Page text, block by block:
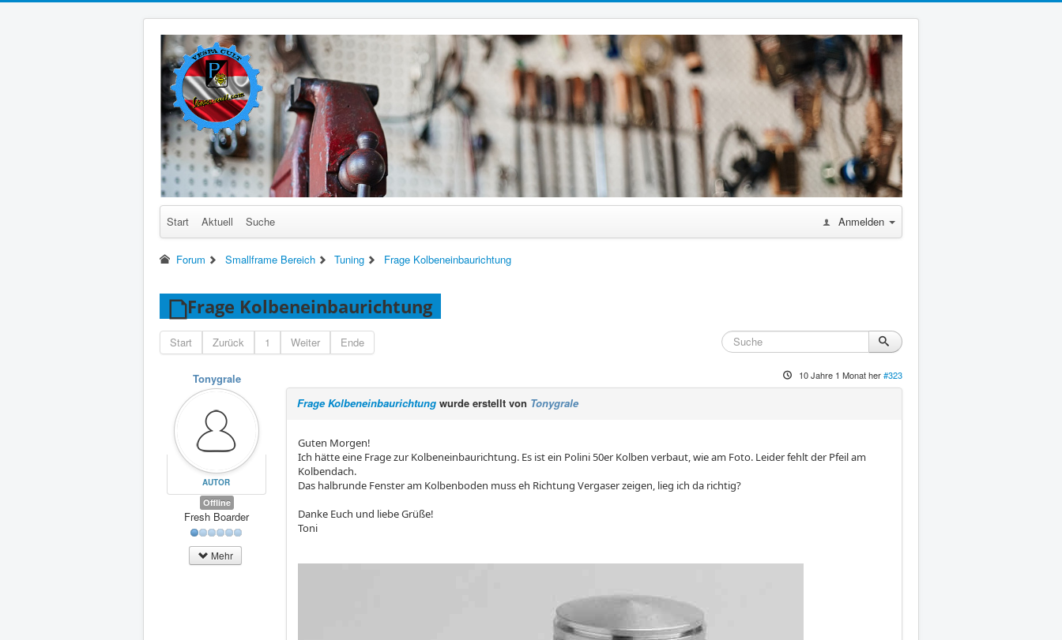
Start Aktuell Suche Anmelden
Forum Smallframe Bereich Tuning Frage Kolbeneinbaurichtung
Frage Kolbeneinbaurichtung
Start Zurück 1 Weiter Ende
Tonygrale
AUTOR
Offline
Fresh Boarder
Mehr
10 Jahre 1 Monat her#323
Frage Kolbeneinbaurichtung wurde erstellt von Tonygrale
Guten Morgen!
Ich hätte eine Frage zur Kolbeneinbaurichtung. Es ist ein Polini 50er Kolben verbaut, wie am Foto. Leider fehlt der Pfeil am
Kolbendach.
Das halbrunde Fenster am Kolbenboden muss eh Richtung Vergaser zeigen, lieg ich da richtig?
Danke Euch und liebe Grüße!
Toni